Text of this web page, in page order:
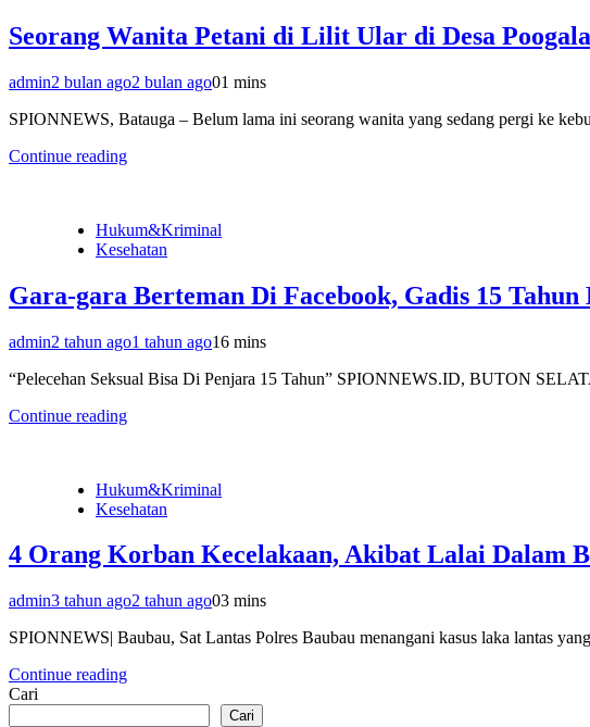
Seorang Wanita Petani di Lilit Ular di Desa
admin2 bulan ago2 bulan ago01 mins
SPIONNEWS, Batauga – Belum lama ini seorang wanita yang sedang pergi ke
Continue reading
Hukum&Kriminal
Kesehatan
Gara-gara Berteman Di Facebook, Gadis 15 Tahun
admin2 tahun ago1 tahun ago16 mins
“Pelecehan Seksual Bisa Di Penjara 15 Tahun” SPIONNEWS.ID, BUTON
Continue reading
Hukum&Kriminal
Kesehatan
4 Orang Korban Kecelakaan, Akibat Lalai Dalam
admin3 tahun ago2 tahun ago03 mins
SPIONNEWS| Baubau, Sat Lantas Polres Baubau menangani kasus laka lantas
Continue reading
Cari
Cari